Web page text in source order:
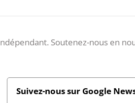
Soutenez-nous en
Suivez-nous sur Google